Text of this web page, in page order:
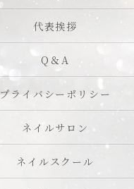
代表挨拶
Q＆A
プライバシーポリシー
ネイルサロン
ネイルスクール